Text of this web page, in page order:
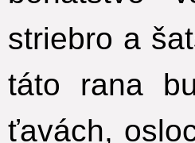
striebro a
táto rana
ťavách,